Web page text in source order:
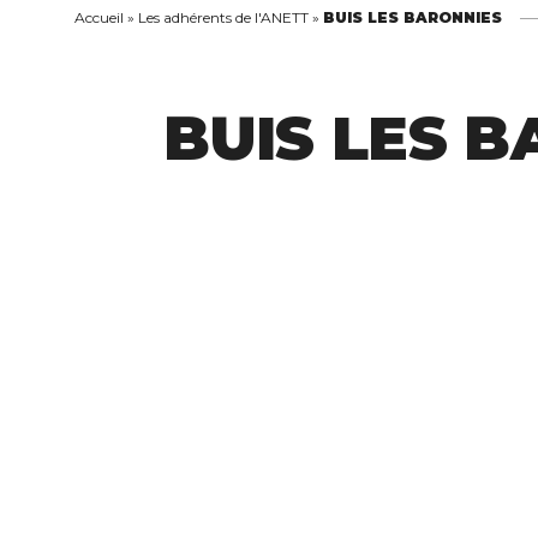
Accueil » Les adhérents de l'ANETT » BUIS LES BARONNIES
BUIS LES